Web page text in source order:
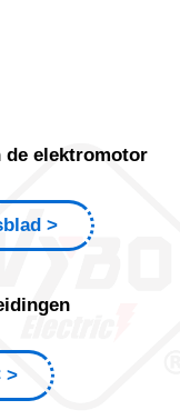
de elektromotor